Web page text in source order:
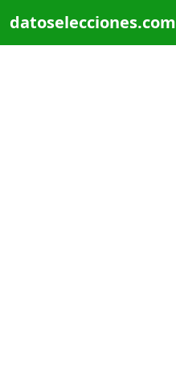
datoselecciones.com